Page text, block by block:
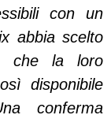
con un
abbia scelto
che la loro
disponibile
conferma